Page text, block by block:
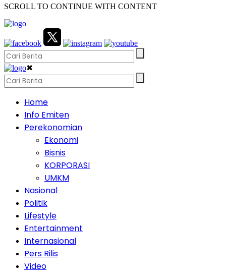
SCROLL TO CONTINUE WITH CONTENT
✖
Home
Info Emiten
Perekonomian
Ekonomi
Bisnis
KORPORASI
UMKM
Nasional
Politik
Lifestyle
Entertainment
Internasional
Pers Rilis
Video